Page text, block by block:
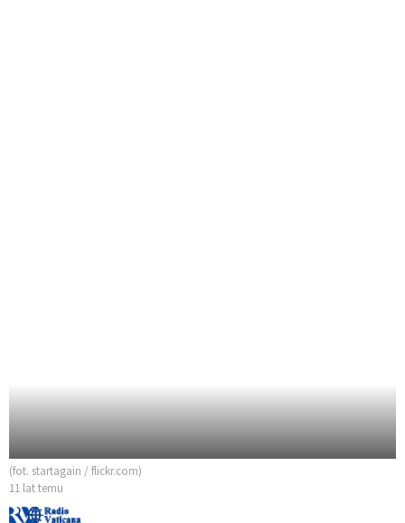
(fot. startagain / flickr.com)
11 lat temu